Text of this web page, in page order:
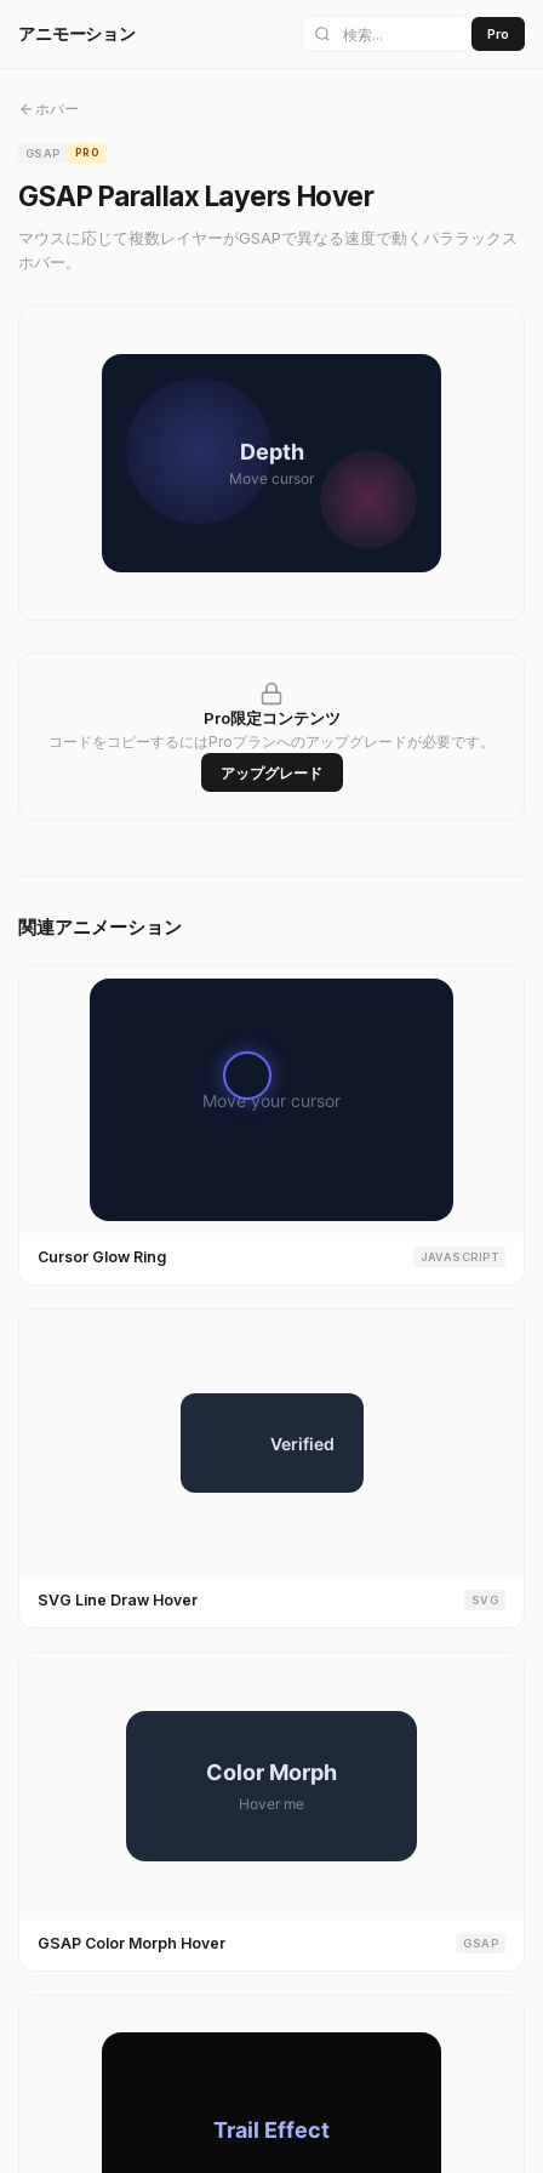
アニモーション Pro
ホバー
GSAP PRO
GSAP Parallax Layers Hover
マウスに応じて複数レイヤーがGSAPで異なる速度で動くパララックス
ホバー。
Pro限定コンテンツ
コードをコピーするにはProプランへのアップグレードが必要です。
アップグレード
関連アニメーション
Cursor Glow Ring JAVASCRIPT
SVG Line Draw Hover SVG
GSAP Color Morph Hover GSAP